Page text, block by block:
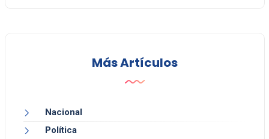
Más Artículos
Nacional
Política